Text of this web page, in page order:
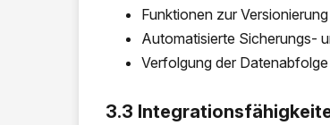
Funktionen zur
Automatisierte Sicherungs-
Verfolgung der Datenabfolge
3.3